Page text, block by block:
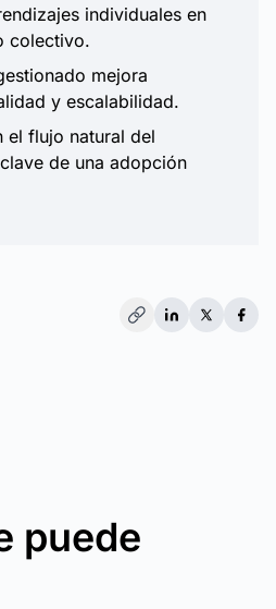
individuales en
colectivo.
mejora
y escalabilidad.
el flujo natural del
de una adopción
puede